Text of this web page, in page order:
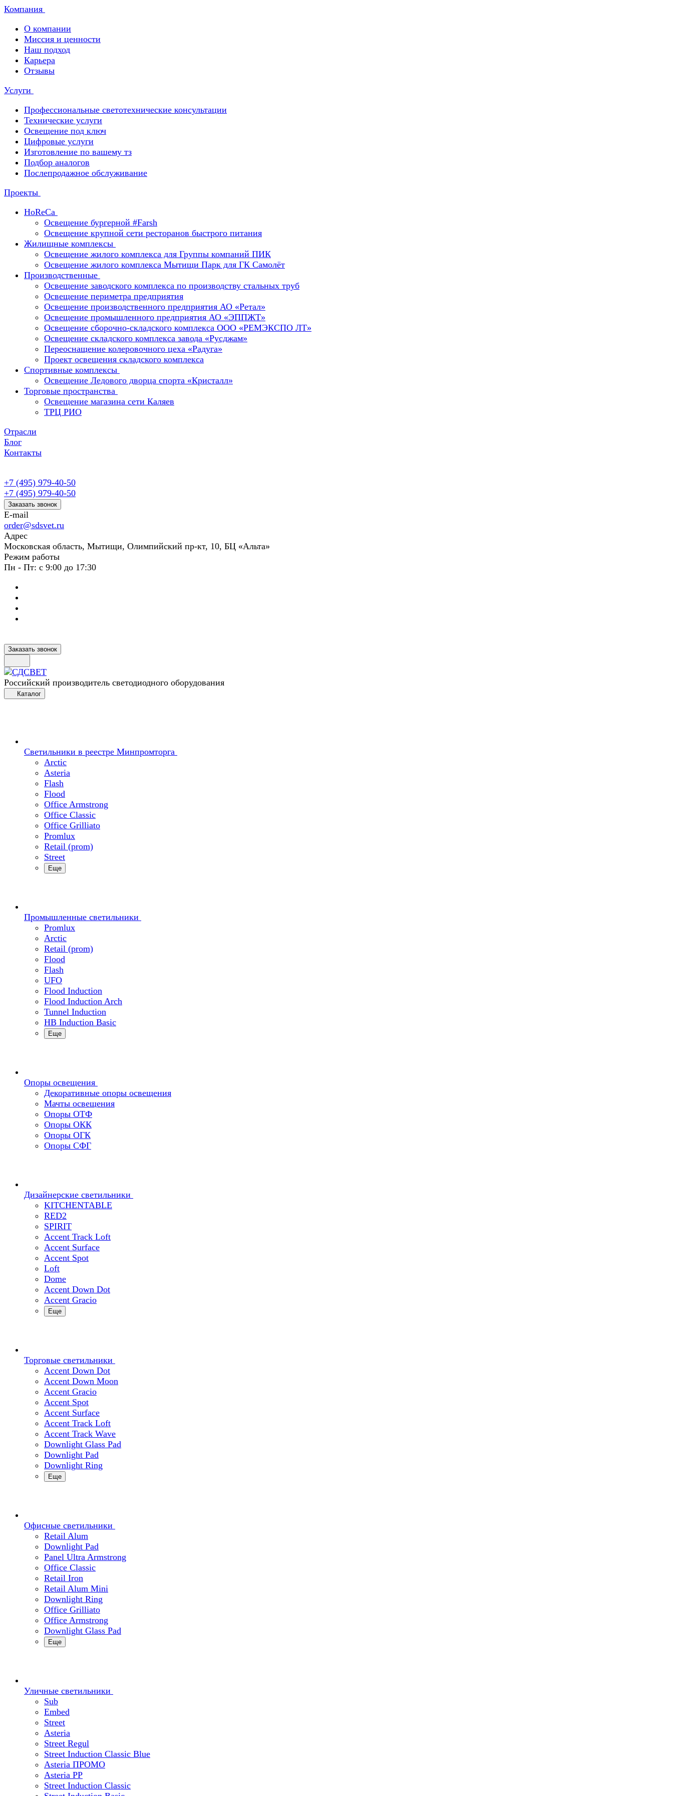
Компания
О компании
Миссия и ценности
Наш подход
Карьера
Отзывы
Услуги
Профессиональные светотехнические консультации
Технические услуги
Освещение под ключ
Цифровые услуги
Изготовление по вашему тз
Подбор аналогов
Послепродажное обслуживание
Проекты
HoReCa
Освещение бургерной #Farsh
Освещение крупной сети ресторанов быстрого питания
Жилищные комплексы
Освещение жилого комплекса для Группы компаний ПИК
Освещение жилого комплекса Мытищи Парк для ГК Самолёт
Производственные
Освещение заводского комплекса по производству стальных труб
Освещение периметра предприятия
Освещение производственного предприятия АО «Ретал»
Освещение промышленного предприятия АО «ЭППЖТ»
Освещение сборочно-складского комплекса ООО «РЕМЭКСПО ЛТ»
Освещение складского комплекса завода «Русджам»
Переоснащение колеровочного цеха «Радуга»
Проект освещения складского комплекса
Спортивные комплексы
Освещение Ледового дворца спорта «Кристалл»
Торговые пространства
Освещение магазина сети Каляев
ТРЦ РИО
Отрасли
Блог
Контакты
+7 (495) 979-40-50
+7 (495) 979-40-50
Заказать звонок
E-mail
order@sdsvet.ru
Адрес
Московская область, Мытищи, Олимпийский пр-кт, 10, БЦ «Альта»
Режим работы
Пн - Пт: с 9:00 до 17:30
Заказать звонок
Российский производитель светодиодного оборудования
Каталог
Светильники в реестре Минпромторга
Arctic
Asteria
Flash
Flood
Office Armstrong
Office Classic
Office Grilliato
Promlux
Retail (prom)
Street
Еще
Промышленные светильники
Promlux
Arctic
Retail (prom)
Flood
Flash
UFO
Flood Induction
Flood Induction Arch
Tunnel Induction
HB Induction Basic
Еще
Опоры освещения
Декоративные опоры освещения
Мачты освещения
Опоры ОТФ
Опоры ОКК
Опоры ОГК
Опоры СФГ
Дизайнерские светильники
KITCHENTABLE
RED2
SPIRIT
Accent Track Loft
Accent Surface
Accent Spot
Loft
Dome
Accent Down Dot
Accent Gracio
Еще
Торговые светильники
Accent Down Dot
Accent Down Moon
Accent Gracio
Accent Spot
Accent Surface
Accent Track Loft
Accent Track Wave
Downlight Glass Pad
Downlight Pad
Downlight Ring
Еще
Офисные светильники
Retail Alum
Downlight Pad
Panel Ultra Armstrong
Office Classic
Retail Iron
Retail Alum Mini
Downlight Ring
Office Grilliato
Office Armstrong
Downlight Glass Pad
Еще
Уличные светильники
Sub
Embed
Street
Asteria
Street Regul
Street Induction Classic Blue
Asteria ПРОМО
Asteria PP
Street Induction Classic